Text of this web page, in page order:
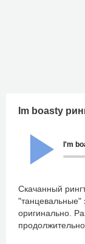
Im boasty
I'm
Скачанный
"танцевальные"
оригинально.